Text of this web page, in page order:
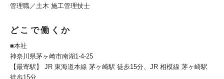
管理職／土木 施工管理技士
どこで働くか
■本社
神奈川県茅ヶ崎市南湖1-4-25
【最寄駅】 JR 東海道本線 茅ヶ崎駅 徒歩15分、JR 相模線 茅ヶ崎駅
徒歩15分